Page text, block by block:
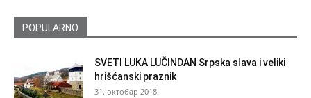
POPULARNO
SVETI LUKA LUČINDAN Srpska slava i veliki
hrišćanski praznik
31. октобар 2018.